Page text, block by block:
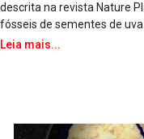
descrita na revista Nature
fósseis de sementes de uva
Leia mais...